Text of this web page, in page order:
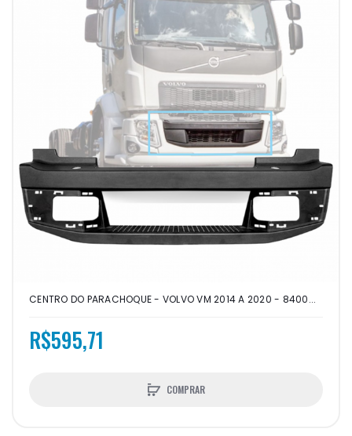
CENTRO DO PARACHOQUE - VOLVO VM 2014 A 2020 - 8400...
R$595,71
COMPRAR